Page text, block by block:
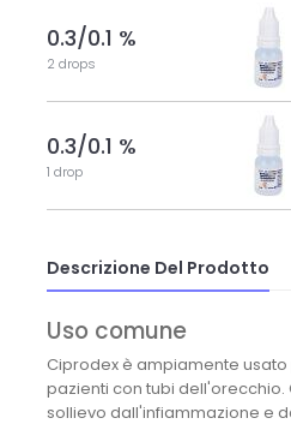
0.3/0.1 %
2 drops
0.3/0.1 %
1 drop
Descrizione Del Prodotto
Uso comune
Ciprodex è ampiamente
pazienti con tubi
sollievo dall'infiammazione e